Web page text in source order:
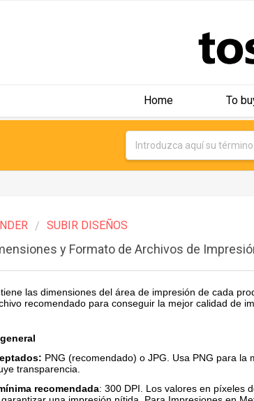
Home To
SUBIR DISEÑOS
y Formato de Archivos de
las dimensiones del área de impresión de cada
recomendado para conseguir la mejor calidad de
PNG (recomendado) o JPG. Usa PNG para la
transparencia.
recomendada: 300 DPI. Los valores en píxeles